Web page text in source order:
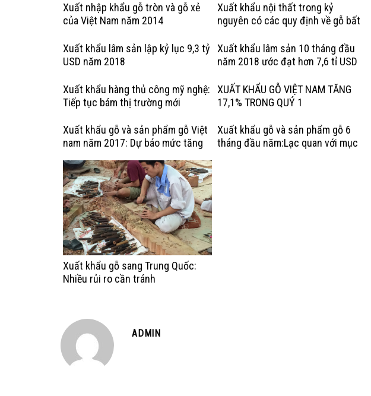
Xuất nhập khẩu gỗ tròn và gỗ xẻ
của Việt Nam năm 2014
Xuất khẩu nội thất trong kỷ
nguyên có các quy định về gỗ bất
Kỳ
Xuất khẩu lâm sản lập kỷ lục 9,3 tỷ
USD năm 2018
Xuất khẩu lâm sản 10 tháng đầu
năm 2018 ước đạt hơn 7,6 tỉ USD
Xuất khẩu hàng thủ công mỹ nghệ:
Tiếp tục bám thị trường mới
XUẤT KHẨU GỖ VIỆT NAM TĂNG
17,1% TRONG QUÝ 1
Xuất khẩu gỗ và sản phẩm gỗ Việt
nam năm 2017: Dự báo mức tăng
Xuất khẩu gỗ và sản phẩm gỗ 6
tháng đầu năm:Lạc quan với mục
Xuất khẩu gỗ sang Trung Quốc:
Nhiều rủi ro cần tránh
ADMIN